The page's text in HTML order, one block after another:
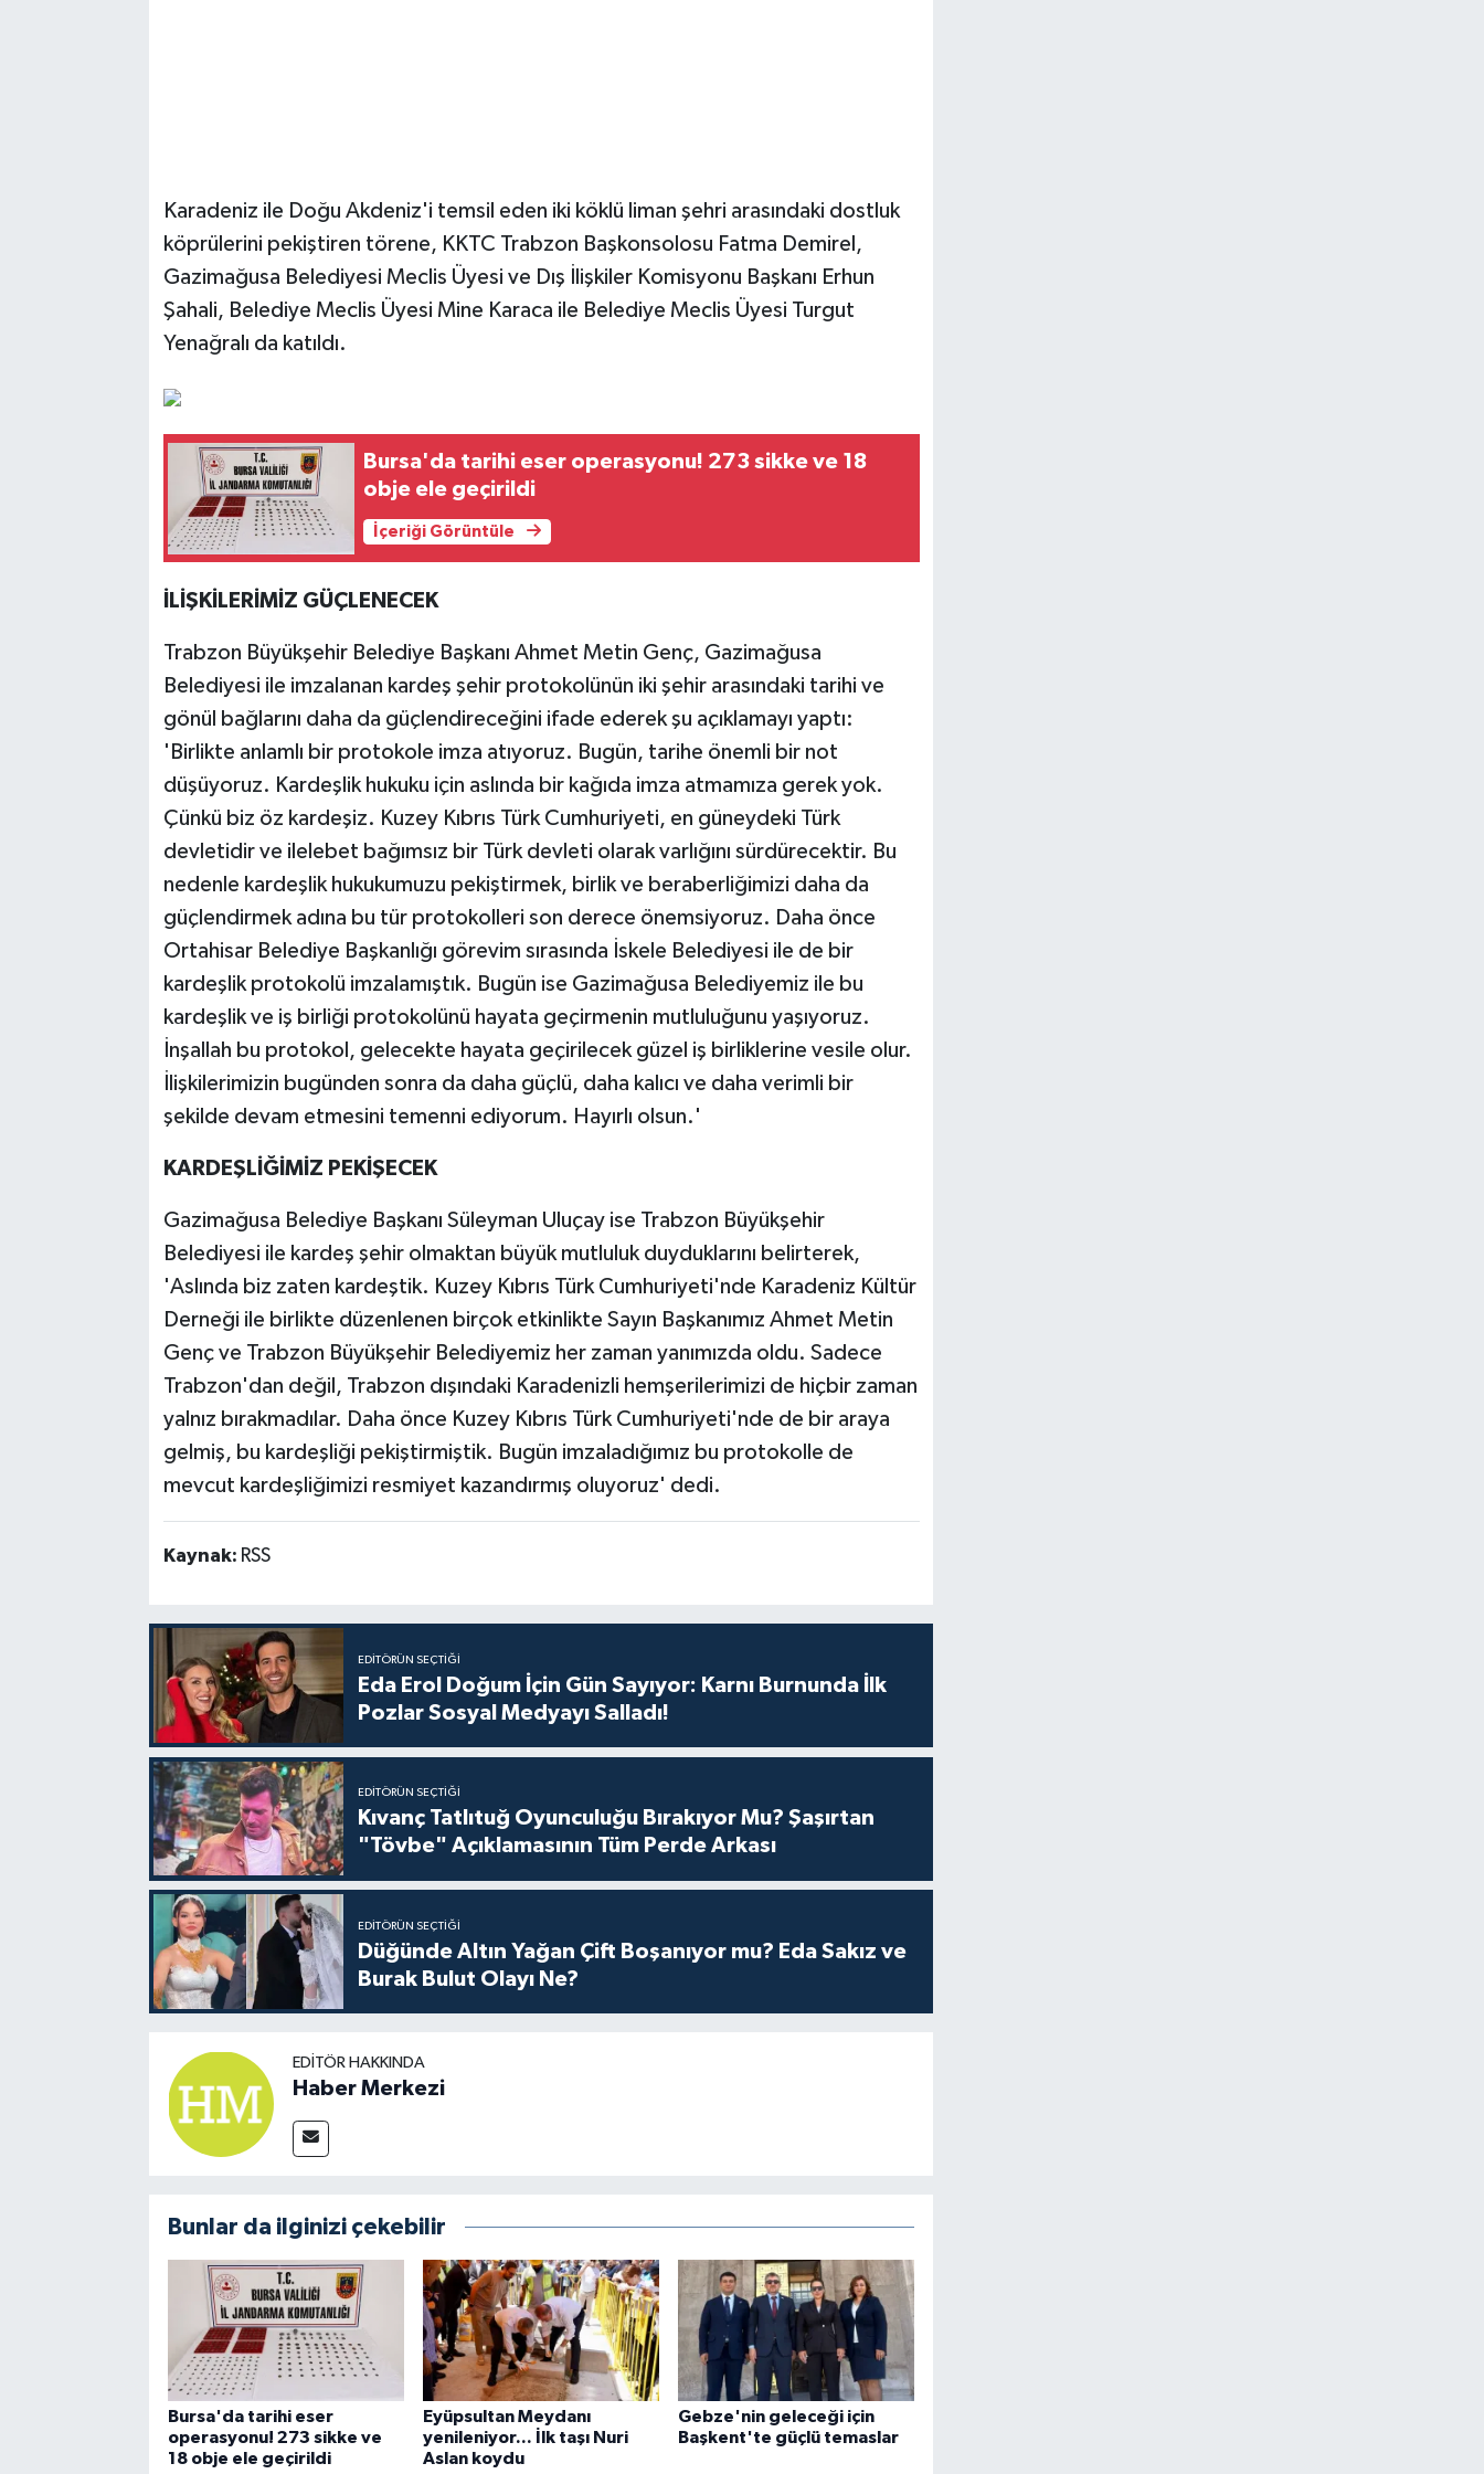
Karadeniz ile Doğu Akdeniz'i temsil eden iki köklü liman şehri arasındaki dostluk
köprülerini pekiştiren törene, KKTC Trabzon Başkonsolosu Fatma Demirel,
Gazimağusa Belediyesi Meclis Üyesi ve Dış İlişkiler Komisyonu Başkanı Erhun
Şahali, Belediye Meclis Üyesi Mine Karaca ile Belediye Meclis Üyesi Turgut
Yenağralı da katıldı.
Bursa'da tarihi eser operasyonu! 273 sikke ve 18
obje ele geçirildi
İçeriği Görüntüle
İLİŞKİLERİMİZ GÜÇLENECEK
Trabzon Büyükşehir Belediye Başkanı Ahmet Metin Genç, Gazimağusa
Belediyesi ile imzalanan kardeş şehir protokolünün iki şehir arasındaki tarihi ve
gönül bağlarını daha da güçlendireceğini ifade ederek şu açıklamayı yaptı:
'Birlikte anlamlı bir protokole imza atıyoruz. Bugün, tarihe önemli bir not
düşüyoruz. Kardeşlik hukuku için aslında bir kağıda imza atmamıza gerek yok.
Çünkü biz öz kardeşiz. Kuzey Kıbrıs Türk Cumhuriyeti, en güneydeki Türk
devletidir ve ilelebet bağımsız bir Türk devleti olarak varlığını sürdürecektir. Bu
nedenle kardeşlik hukukumuzu pekiştirmek, birlik ve beraberliğimizi daha da
güçlendirmek adına bu tür protokolleri son derece önemsiyoruz. Daha önce
Ortahisar Belediye Başkanlığı görevim sırasında İskele Belediyesi ile de bir
kardeşlik protokolü imzalamıştık. Bugün ise Gazimağusa Belediyemiz ile bu
kardeşlik ve iş birliği protokolünü hayata geçirmenin mutluluğunu yaşıyoruz.
İnşallah bu protokol, gelecekte hayata geçirilecek güzel iş birliklerine vesile olur.
İlişkilerimizin bugünden sonra da daha güçlü, daha kalıcı ve daha verimli bir
şekilde devam etmesini temenni ediyorum. Hayırlı olsun.'
KARDEŞLİĞİMİZ PEKİŞECEK
Gazimağusa Belediye Başkanı Süleyman Uluçay ise Trabzon Büyükşehir
Belediyesi ile kardeş şehir olmaktan büyük mutluluk duyduklarını belirterek,
'Aslında biz zaten kardeştik. Kuzey Kıbrıs Türk Cumhuriyeti'nde Karadeniz Kültür
Derneği ile birlikte düzenlenen birçok etkinlikte Sayın Başkanımız Ahmet Metin
Genç ve Trabzon Büyükşehir Belediyemiz her zaman yanımızda oldu. Sadece
Trabzon'dan değil, Trabzon dışındaki Karadenizli hemşerilerimizi de hiçbir zaman
yalnız bırakmadılar. Daha önce Kuzey Kıbrıs Türk Cumhuriyeti'nde de bir araya
gelmiş, bu kardeşliği pekiştirmiştik. Bugün imzaladığımız bu protokolle de
mevcut kardeşliğimizi resmiyet kazandırmış oluyoruz' dedi.
Kaynak: RSS
EDITÖRÜN SEÇTIĞI
Eda Erol Doğum İçin Gün Sayıyor: Karnı Burnunda İlk
Pozlar Sosyal Medyayı Salladı!
EDITÖRÜN SEÇTIĞI
Kıvanç Tatlıtuğ Oyunculuğu Bırakıyor Mu? Şaşırtan
"Tövbe" Açıklamasının Tüm Perde Arkası
EDITÖRÜN SEÇTIĞI
Düğünde Altın Yağan Çift Boşanıyor mu? Eda Sakız ve
Burak Bulut Olayı Ne?
EDITÖR HAKKINDA
Haber Merkezi
Bunlar da ilginizi çekebilir
Bursa'da tarihi eser
operasyonu! 273 sikke ve
18 obje ele geçirildi
Eyüpsultan Meydanı
yenileniyor... İlk taşı Nuri
Aslan koydu
Gebze'nin geleceği için
Başkent'te güçlü temaslar